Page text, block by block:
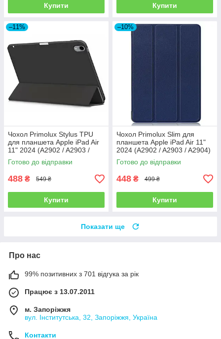
Купити Купити
–11%
Чохол Primolux Stylus TPU
для планшета Apple iPad Air
11" 2024 (A2902 / A2903 /
A2904) - Black
Готово до відправки
488 ₴ 549 ₴
Купити
–10%
Чохол Primolux Slim для
планшета Apple iPad Air 11"
2024 (A2902 / A2903 / A2904)
- Dark Blue
Готово до відправки
448 ₴ 499 ₴
Купити
Показати ще
Про нас
99% позитивних з 701 відгука за рік
Працює з 13.07.2011
м. Запоріжжя
вул. Інститутська, 32, Запоріжжя, Україна
Контакти